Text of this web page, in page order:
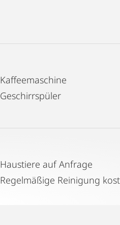
Kaffeemaschine
Geschirrspüler
Haustiere auf Anfrage